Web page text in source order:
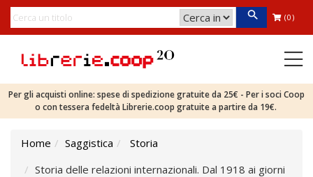
(0)
Per gli acquisti online: spese di spedizione gratuite da 25€ - Per i soci Coop
o con tessera fedeltà Librerie.coop gratuite a partire da 19€.
Home Saggistica
Storia
Storia delle relazioni internazionali. Dal 1918 ai giorni